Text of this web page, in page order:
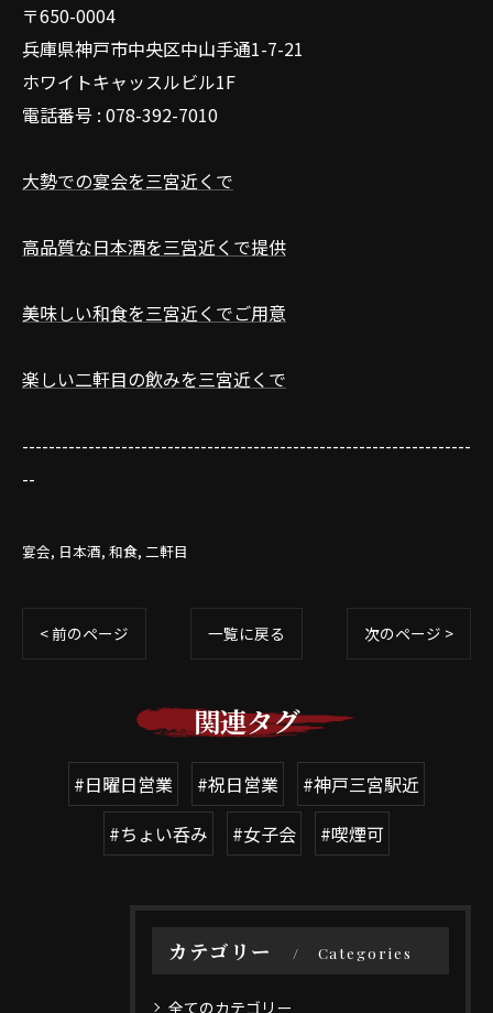
〒650-0004
兵庫県神戸市中央区中山手通1-7-21
ホワイトキャッスルビル1F
電話番号 : 078-392-7010
大勢での宴会を三宮近くで
高品質な日本酒を三宮近くで提供
美味しい和食を三宮近くでご用意
楽しい二軒目の飲みを三宮近くで
--------------------------------------------------------------------
--
宴会 日本酒 和食 二軒目
< 前のページ 一覧に戻る 次のページ >
関連タグ
#日曜日営業 #祝日営業
#神戸三宮駅近
#ちょい呑み
#女子会 #喫煙可
カテゴリー Categories
全てのカテゴリー